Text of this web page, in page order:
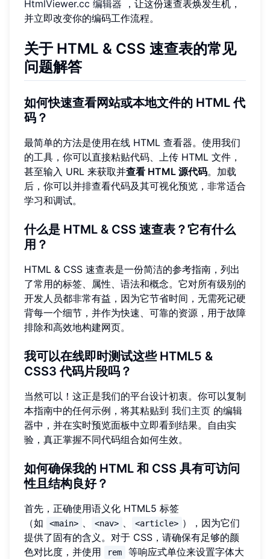
HtmlViewer.cc 编辑器 ，让这份速查表焕发生机，
并立即改变你的编码工作流程。
关于 HTML & CSS 速查表的常见
问题解答
如何快速查看网站或本地文件的 HTML 代
码？
最简单的方法是使用在线 HTML 查看器。使用我们
的工具，你可以直接粘贴代码、上传 HTML 文件，
甚至输入 URL 来获取并查看 HTML 源代码。加载
后，你可以并排查看代码及其可视化预览，非常适合
学习和调试。
什么是 HTML & CSS 速查表？它有什么
用？
HTML & CSS 速查表是一份简洁的参考指南，列出
了常用的标签、属性、语法和概念。它对所有级别的
开发人员都非常有益，因为它节省时间，无需死记硬
背每一个细节，并作为快速、可靠的资源，用于故障
排除和高效地构建网页。
我可以在线即时测试这些 HTML5 &
CSS3 代码片段吗？
当然可以！这正是我们的平台设计初衷。你可以复制
本指南中的任何示例，将其粘贴到 我们主页 的编辑
器中，并在实时预览面板中立即看到结果。自由实
验，真正掌握不同代码组合如何生效。
如何确保我的 HTML 和 CSS 具有可访问
性且结构良好？
首先，正确使用语义化 HTML5 标签
（如
<main> <nav> <article> ），因为它们
提供了固有的含义。对于 CSS，请确保有足够的颜
色对比度，并使用
rem
等响应式单位来设置字体大